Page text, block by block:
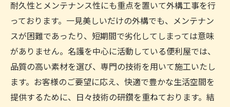
耐久性とメンテナンス性にも重点を置いて外構工事を行
っております。一見美しいだけの外構でも、メンテナン
スが困難であったり、短期間で劣化してしまっては意味
がありません。名護を中心に活動している便利屋では、
品質の高い素材を選び、専門の技術を用いて施工いたし
ます。お客様のご要望に応え、快適で豊かな生活空間を
提供するために、日々技術の研鑽を重ねております。結